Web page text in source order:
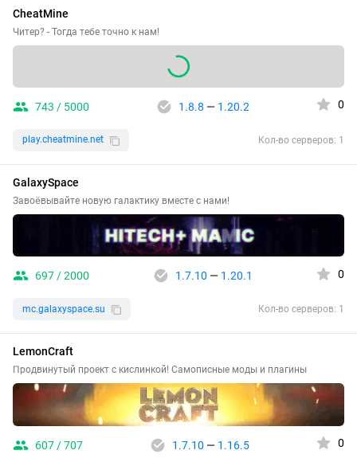
CheatMine
Читер? - Тогда тебе точно к нам!
743 / 5000 1.8.8 — 1.20.2 0
play.cheatmine.net Кол-во серверов: 1
GalaxySpace
Завоёвывайте новую галактику вместе с нами!
697 / 2000 1.7.10 — 1.20.1 0
mc.galaxyspace.su Кол-во серверов: 1
LemonCraft
Продвинутый проект с кислинкой! Самописные моды и плагины
607 / 707 1.7.10 — 1.16.5 0